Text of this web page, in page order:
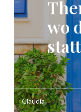
wo
Claudia